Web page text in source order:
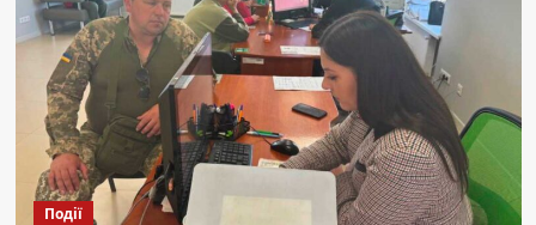
який
перебував
у
розшуку
Події